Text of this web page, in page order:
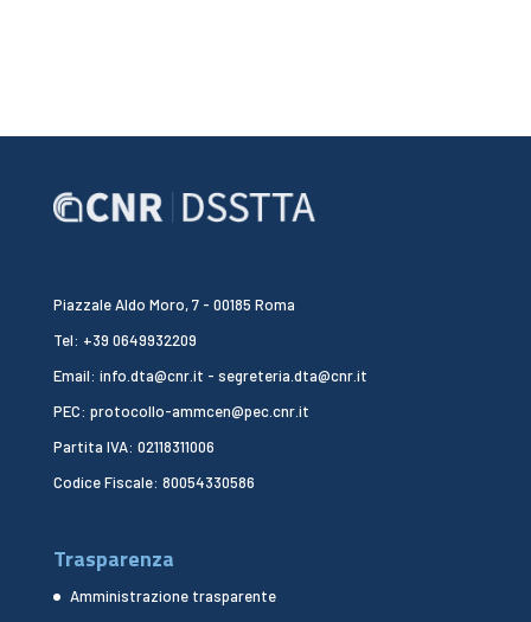
Piazzale Aldo Moro, 7 - 00185 Roma
Tel: +39 0649932209
Email: info.dta@cnr.it - segreteria.dta@cnr.it
PEC: protocollo-ammcen@pec.cnr.it
Partita IVA: 02118311006
Codice Fiscale: 80054330586
Trasparenza
Amministrazione trasparente